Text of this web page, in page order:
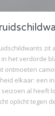
zit
het verdorde
ontmoeten
elkaar: een
al heeft
oplicht tegen